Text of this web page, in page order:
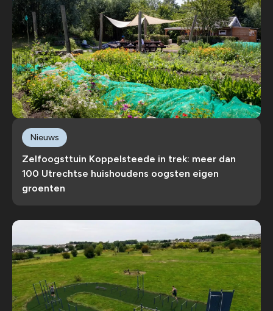
Zelfoogsttuin Koppelsteede in trek: meer dan
100 Utrechtse huishoudens oogsten eigen
groenten
Nieuws